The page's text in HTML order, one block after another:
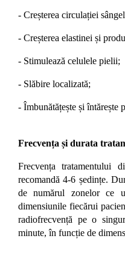
- Creșterea circulației
- Creșterea elastinei și
- Stimulează celulele pielii;
- Slăbire localizată;
- Îmbunătățește și întărește
Frecvența și durata
Frecvența tratamentului
recomandă 4-6 ședințe.
de numărul zonelor ce
dimensiunile fiecărui
radiofrecvență pe o
minute, în funcție de